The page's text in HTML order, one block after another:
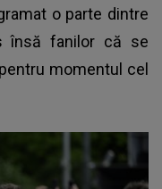
o parte dintre
însă fanilor că se
momentul cel